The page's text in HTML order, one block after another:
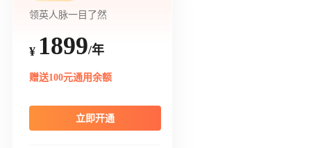
领英人脉一目了然
¥ 1899/年
赠送100元通用余额
立即开通